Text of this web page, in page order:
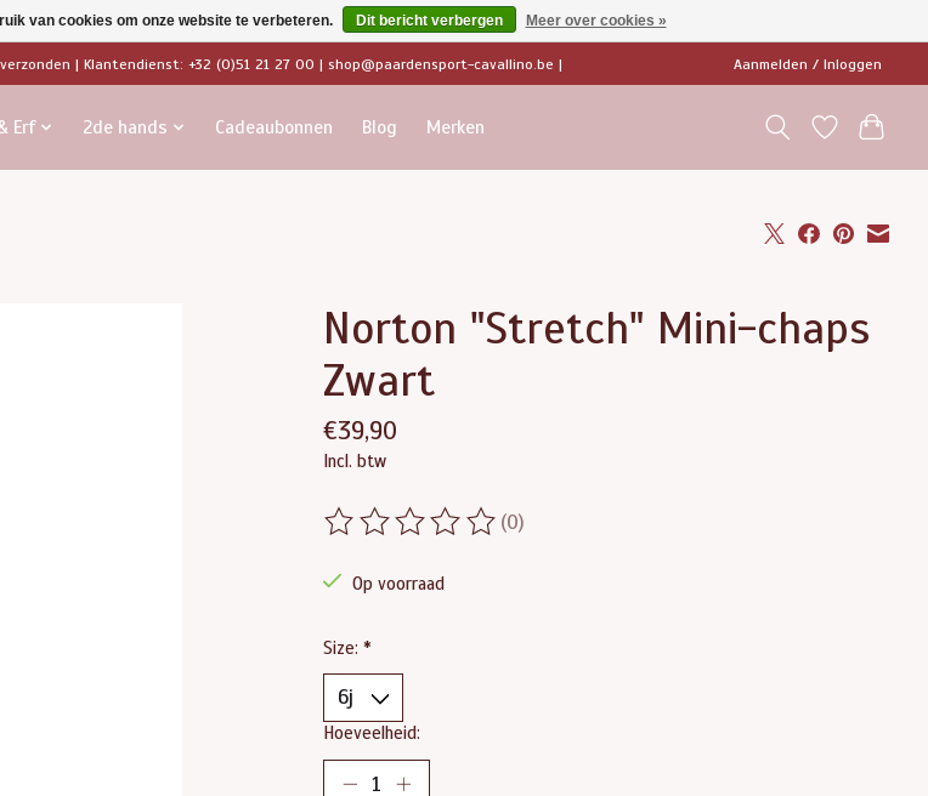
| Klantendienst: +32 (0)51 21 27 00 | shop@paardensport-cavallino.be | Aanmelden / Inloggen
Erf 2de hands Cadeaubonnen Blog Merken
Norton "Stretch" Mini-chaps
Zwart
€39,90
Incl. btw
De beoordeling van dit product is
(0)
Op voorraad
Size: *
Hoeveelheid:
van cookies om onze website te verbeteren. Dit bericht verbergen Meer over cookies »